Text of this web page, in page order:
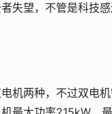
失望，不管是科技
机两种，不过双电